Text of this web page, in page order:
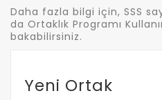
Daha fazla bilgi için, SSS
da Ortaklık Programı
bakabilirsiniz.
Yeni Ortak